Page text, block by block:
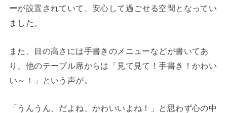
ーが設置されていて、安心して過ごせる空間となってい
ました。
また、目の高さには手書きのメニューなどが書いてあ
り、他のテーブル席からは「見て見て！手書き！かわい
い～！」という声が。
「うんうん、だよね、かわいいよね！」と思わず心の中